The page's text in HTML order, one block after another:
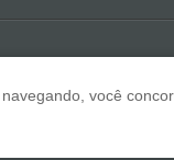
E A
você